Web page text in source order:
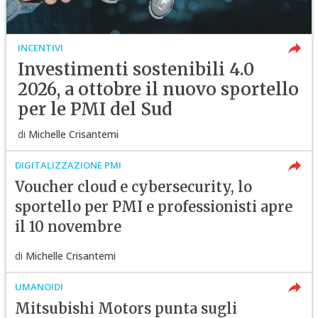
INCENTIVI
Investimenti sostenibili 4.0
2026, a ottobre il nuovo sportello
per le PMI del Sud
di Michelle Crisantemi
DIGITALIZZAZIONE PMI
Voucher cloud e cybersecurity, lo
sportello per PMI e professionisti apre
il 10 novembre
di Michelle Crisantemi
UMANOIDI
Mitsubishi Motors punta sugli